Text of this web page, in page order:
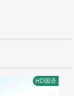
HD国语